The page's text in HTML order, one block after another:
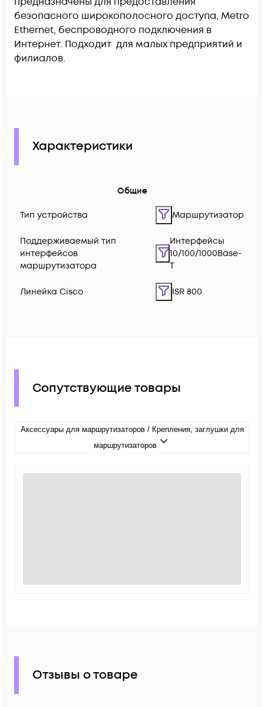
безопасного широкополосного доступа, Metro
Ethernet, беспроводного подключения в
Интернет. Подходит для малых предприятий и
филиалов.
Характеристики
Общие
Тип устройства Маршрутизатор
Поддерживаемый тип
интерфейсов
маршрутизатора
Интерфейсы
10/100/1000Base-
T
Линейка Cisco ISR 800
Сопутствующие товары
Аксессуары для маршрутизаторов / Крепления, заглушки для
маршрутизаторов
Отзывы о товаре